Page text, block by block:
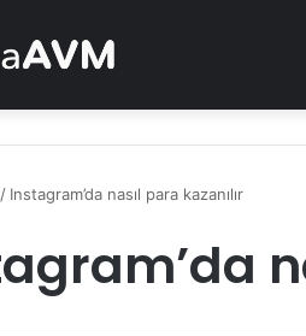
/ Instagram’da nasıl para kazanılır